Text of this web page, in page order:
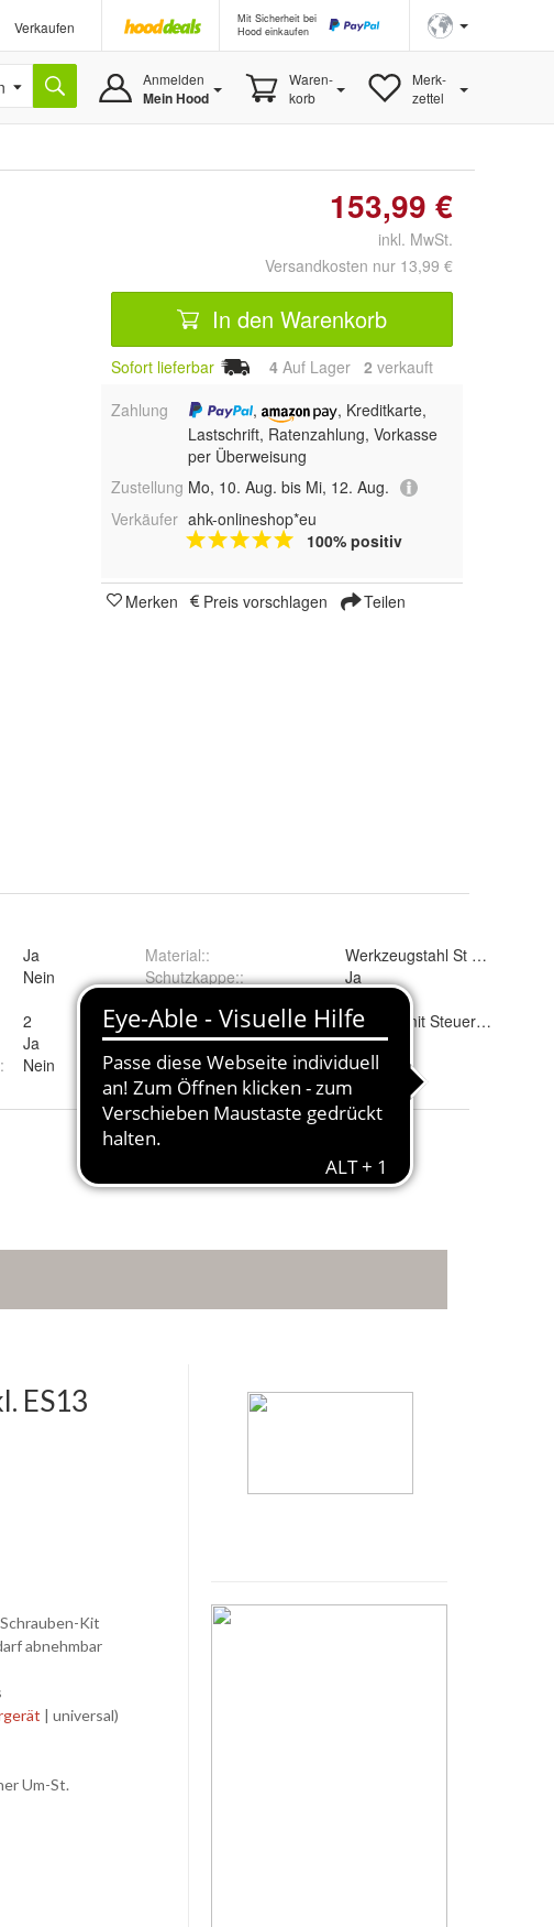
Verkaufen
Mit Sicherheit bei
Hood einkaufen
Anmelden
Mein Hood
Waren-
korb
Merk-
zettel
153,99 €
inkl. MwSt.
Versandkosten nur 13,99 €
In den Warenkorb
Sofort lieferbar 4 Auf Lager 2 verkauft
Zahlung
,
, Kreditkarte,
Lastschrift, Ratenzahlung, Vorkasse
per Überweisung
Zustellung Mo, 10. Aug. bis Mi, 12. Aug.
Verkäufer ahk-onlineshop*eu
100% positiv
Merken Preis vorschlagen Teilen
Ja
Nein
2
Ja
: Nein
Material::
Werkzeugstahl St 52-3
Schutzkappe::
Ja
Elektrosatz:: 13 polig mit Steuergerät